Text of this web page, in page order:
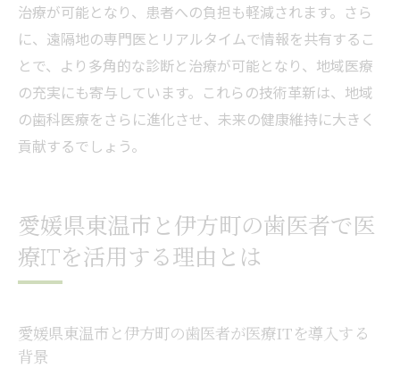
治療が可能となり、患者への負担も軽減されます。さら
に、遠隔地の専門医とリアルタイムで情報を共有するこ
とで、より多角的な診断と治療が可能となり、地域医療
の充実にも寄与しています。これらの技術革新は、地域
の歯科医療をさらに進化させ、未来の健康維持に大きく
貢献するでしょう。
愛媛県東温市と伊方町の歯医者で医
療ITを活用する理由とは
愛媛県東温市と伊方町の歯医者が医療ITを導入する
背景